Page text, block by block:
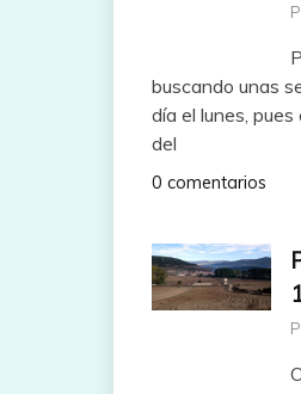
buscando unas
día el lunes,
del
0 comentarios